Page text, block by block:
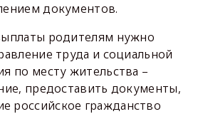
документов.
родителям нужно
труда и социальной
по месту жительства –
предоставить документы,
российское гражданство